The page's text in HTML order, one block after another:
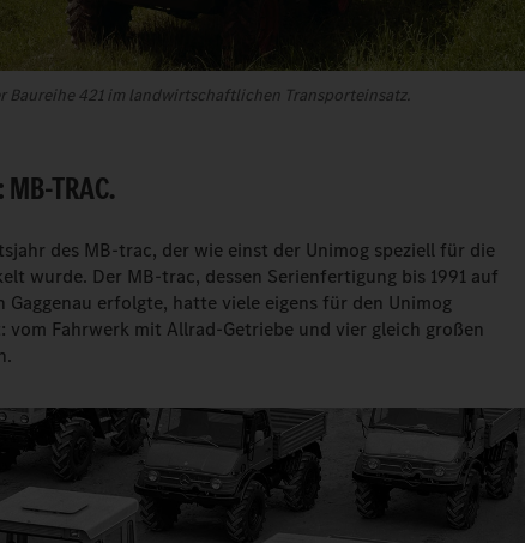
Baureihe 421 im landwirtschaftlichen Transporteinsatz.
MB-TRAC.
des MB-trac, der wie einst der Unimog speziell für die
wurde. Der MB-trac, dessen Serienfertigung bis 1991 auf
Gaggenau erfolgte, hatte viele eigens für den Unimog
Fahrwerk mit Allrad-Getriebe und vier gleich großen